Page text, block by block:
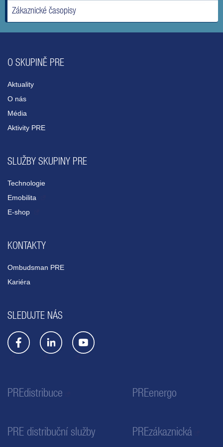
Zákaznické časopisy
O SKUPINĚ PRE
Aktuality
O nás
Média
Aktivity PRE
SLUŽBY SKUPINY PRE
Technologie
Emobilita
E-shop
KONTAKTY
Ombudsman PRE
Kariéra
SLEDUJTE NÁS
PREdistribuce PREenergo
PRE distribuční služby PREzákaznická